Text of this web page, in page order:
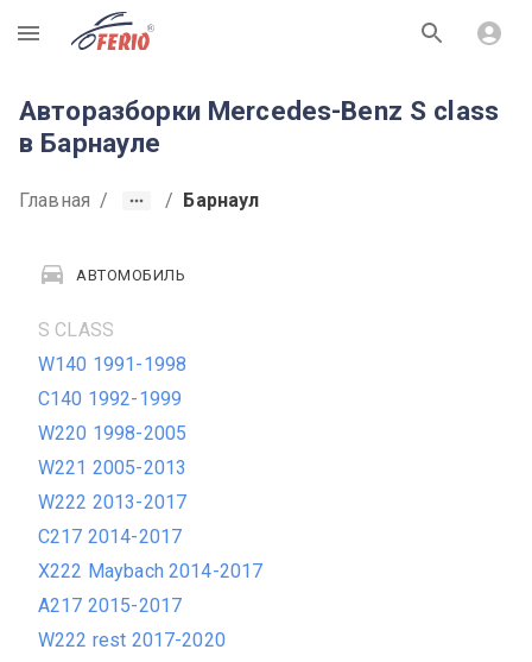
R
Авторазборки Mercedes-Benz S class
в Барнауле
Главная / / Барнаул
АВТОМОБИЛЬ
S CLASS
W140 1991-1998
C140 1992-1999
W220 1998-2005
W221 2005-2013
W222 2013-2017
C217 2014-2017
X222 Maybach 2014-2017
A217 2015-2017
W222 rest 2017-2020